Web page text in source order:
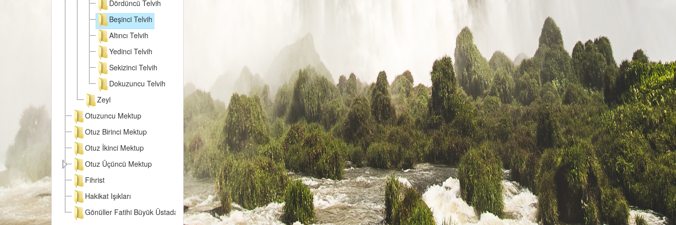
Dördüncü Telvih
Beşinci Telvih
Altıncı Telvih
Yedinci Telvih
Sekizinci Telvih
Dokuzuncu Telvih
Zeyl
Otuzuncu Mektup
Otuz Birinci Mektup
Otuz İkinci Mektup
Otuz Üçüncü Mektup
Fihrist
Hakikat Işıkları
Gönüller Fatihi Büyük Üstada